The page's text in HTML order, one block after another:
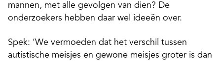
mannen, met alle gevolgen van dien? De
onderzoekers hebben daar wel ideeën over.
Spek: ‘We vermoeden dat het verschil tussen
autistische meisjes en gewone meisjes groter is dan